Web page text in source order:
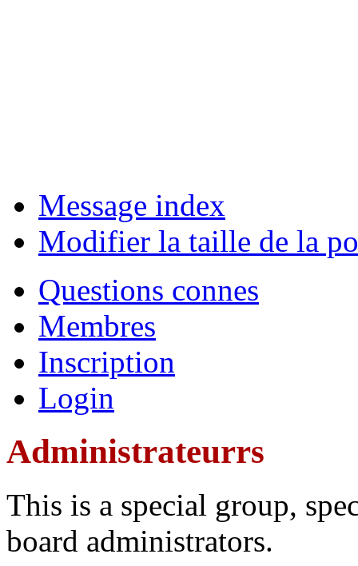
Message index
Modifier la taille de la
Questions connes
Membres
Inscription
Login
Administrateurrs
This is a special group,
board administrators.